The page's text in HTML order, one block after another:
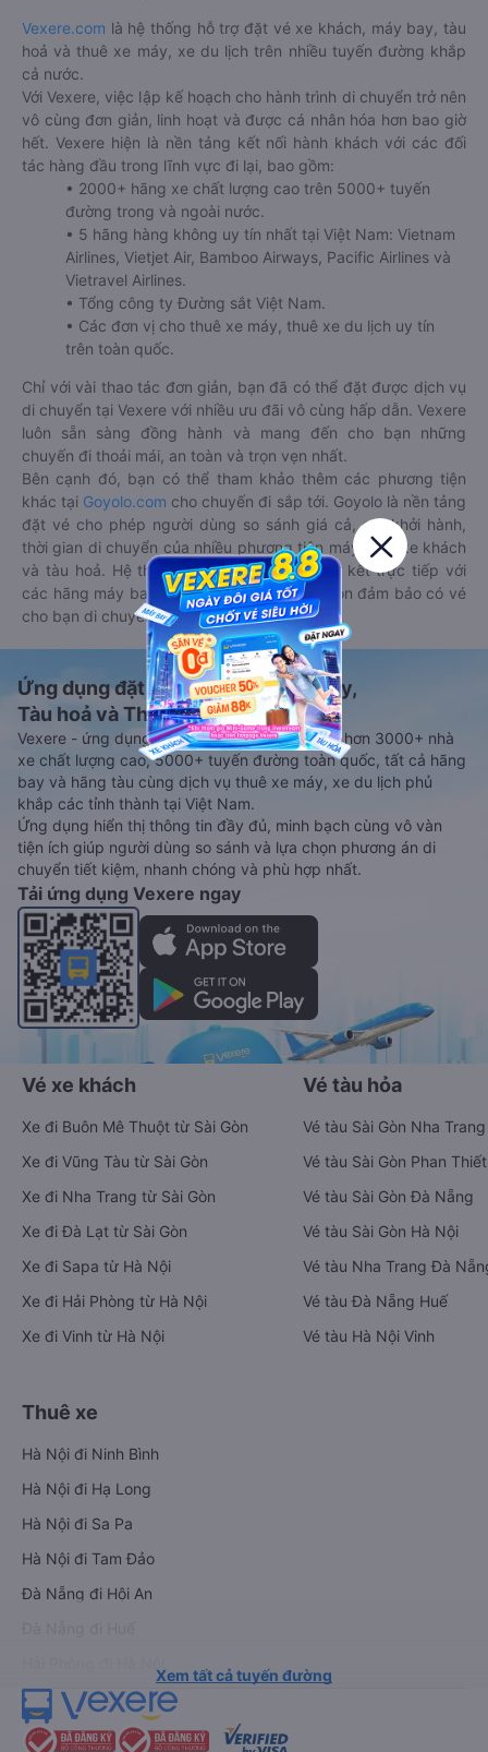
Vexere.com là hệ thống hỗ trợ đặt vé xe khách, máy bay, tàu
hoả và thuê xe máy, xe du lịch trên nhiều tuyến đường khắp
cả nước.
Với Vexere, việc lập kế hoạch cho hành trình di chuyển trở nên
vô cùng đơn giản, linh hoạt và được cá nhân hóa hơn bao giờ
hết. Vexere hiện là nền tảng kết nối hành khách với các đối
tác hàng đầu trong lĩnh vực đi lại, bao gồm:
• 2000+ hãng xe chất lượng cao trên 5000+ tuyến
đường trong và ngoài nước.
• 5 hãng hàng không uy tín nhất tại Việt Nam: Vietnam
Airlines, Vietjet Air, Bamboo Airways, Pacific Airlines và
Vietravel Airlines.
• Tổng công ty Đường sắt Việt Nam.
• Các đơn vị cho thuê xe máy, thuê xe du lịch uy tín
trên toàn quốc.
Chỉ với vài thao tác đơn giản, bạn đã có thể đặt được dịch vụ
di chuyển tại Vexere với nhiều ưu đãi vô cùng hấp dẫn. Vexere
luôn sẵn sàng đồng hành và mang đến cho bạn những
chuyến đi thoải mái, an toàn và trọn vẹn nhất.
Bên cạnh đó, bạn có thể tham khảo thêm các phương tiện
khác tại Goyolo.com cho chuyến đi sắp tới. Goyolo là nền tảng
đặt vé cho phép người dùng so sánh giá cả, giờ khởi hành,
thời gian di chuyển của nhiều phương tiện máy bay, xe khách
và tàu hoả. Hệ thống của Goyolo được liên kết trực tiếp với
các hãng máy bay, xe khách và tàu hoả, luôn đảm bảo có vé
cho bạn di chuyển.
Ứng dụng đặt vé Xe khách, Máy bay,
Tàu hoả và Thuê xe
Vexere - ứng dụng đặt vé đa phương tiện với hơn 3000+ nhà
xe chất lượng cao, 5000+ tuyến đường toàn quốc, tất cả hãng
bay và hãng tàu cùng dịch vụ thuê xe máy, xe du lịch phủ
khắp các tỉnh thành tại Việt Nam.
Ứng dụng hiển thị thông tin đầy đủ, minh bạch cùng vô vàn
tiện ích giúp người dùng so sánh và lựa chọn phương án di
chuyển tiết kiệm, nhanh chóng và phù hợp nhất.
Tải ứng dụng Vexere ngay
Vé xe khách
Xe đi Buôn Mê Thuột từ Sài Gòn
Xe đi Vũng Tàu từ Sài Gòn
Xe đi Nha Trang từ Sài Gòn
Xe đi Đà Lạt từ Sài Gòn
Xe đi Sapa từ Hà Nội
Xe đi Hải Phòng từ Hà Nội
Xe đi Vinh từ Hà Nội
Vé tàu hỏa
Vé tàu Sài Gòn Nha Trang
Vé tàu Sài Gòn Phan Thiết
Vé tàu Sài Gòn Đà Nẵng
Vé tàu Sài Gòn Hà Nội
Vé tàu Nha Trang Đà
Vé tàu Đà Nẵng Huế
Vé tàu Hà Nội Vinh
Thuê xe
Hà Nội đi Ninh Bình
Hà Nội đi Hạ Long
Hà Nội đi Sa Pa
Hà Nội đi Tam Đảo
Đà Nẵng đi Hội An
Xem tất cả tuyến đường